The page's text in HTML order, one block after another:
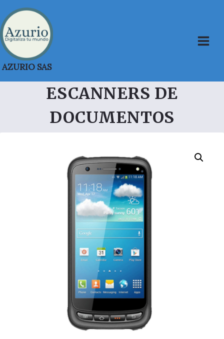
Saltar
al
contenido
AZURIO SAS
ESCANNERS DE
DOCUMENTOS